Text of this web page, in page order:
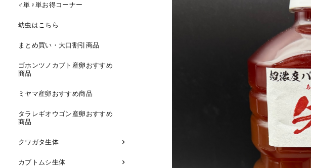
♂単♀単お得コーナー
幼虫はこちら
まとめ買い・大口割引商品
ゴホンツノカブト産卵おすすめ
商品
ミヤマ産卵おすすめ商品
タラレギオウゴン産卵おすすめ
商品
クワガタ生体
カブトムシ生体